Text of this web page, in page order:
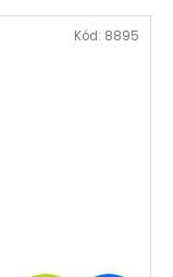
zprovozníme.
Kód: 8895